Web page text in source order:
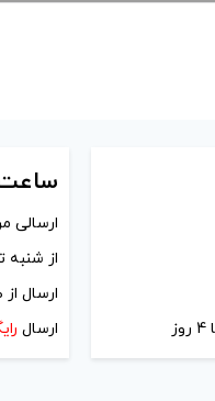
ارسالی
از
ارسال
ارسال